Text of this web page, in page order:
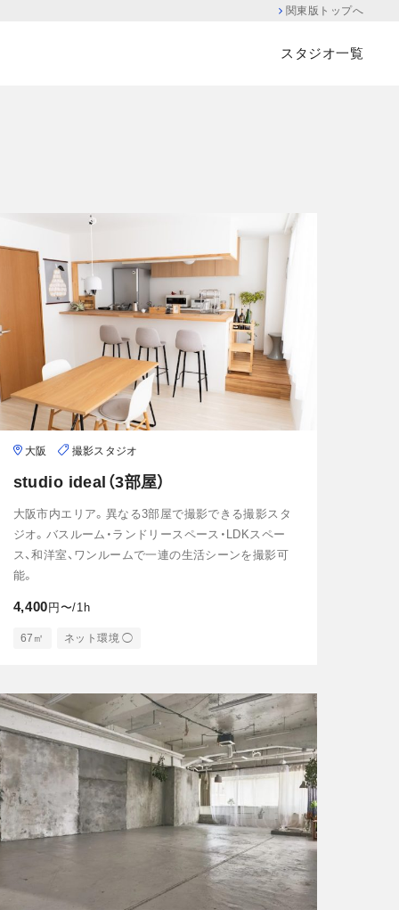
関東版トップへ
スタジオ一覧
大阪 撮影スタジオ
studio ideal（3部屋）
大阪市内エリア。異なる3部屋で撮影できる撮影スタ
ジオ。バスルーム・ランドリースペース・LDKスペー
ス、和洋室、ワンルームで一連の生活シーンを撮影可
能。
4,400円〜/1h
67㎡ ネット環境 ◯